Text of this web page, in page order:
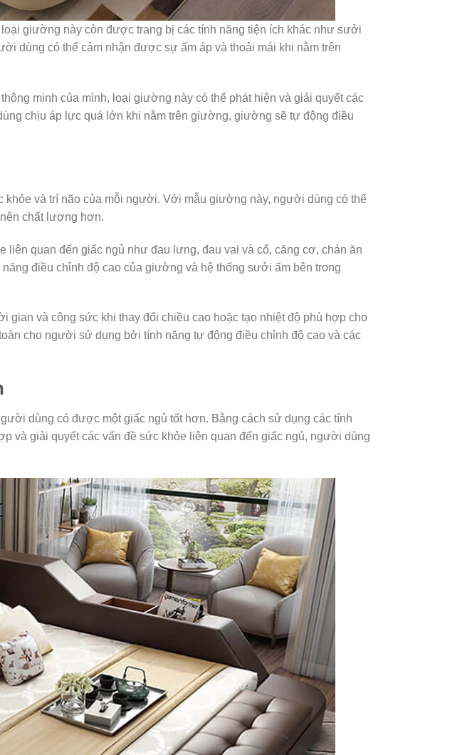
giường này còn được trang bị các tính năng tiện ích khác như sưởi
dùng có thể cảm nhận được sự ấm áp và thoải mái khi nằm trên
minh của mình, loại giường này có thể phát hiện và giải quyết các
chịu áp lực quá lớn khi nằm trên giường, giường sẽ tự động điều
và trí não của mỗi người. Với mẫu giường này, người dùng có thể
chất lượng hơn.
quan đến giấc ngủ như đau lưng, đau vai và cổ, căng cơ, chán ăn
điều chỉnh độ cao của giường và hệ thống sưởi ấm bên trong
và công sức khi thay đổi chiều cao hoặc tạo nhiệt độ phù hợp cho
cho người sử dụng bởi tính năng tự động điều chỉnh độ cao và các
dùng có được một giấc ngủ tốt hơn. Bằng cách sử dụng các tính
và giải quyết các vấn đề sức khỏe liên quan đến giấc ngủ, người dùng